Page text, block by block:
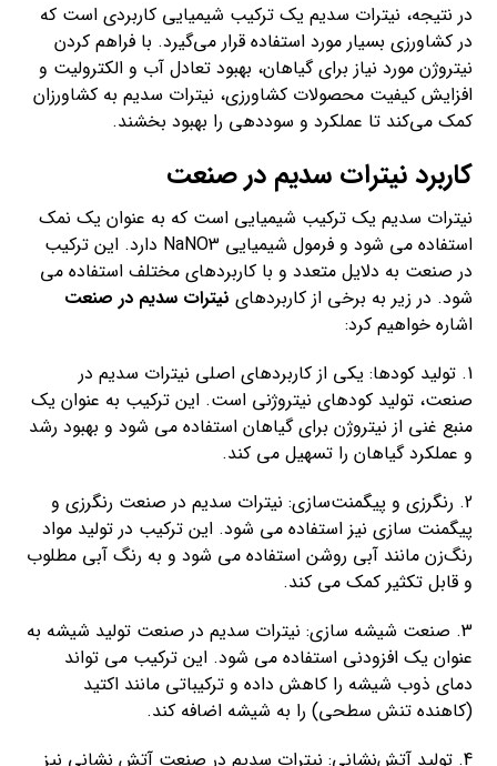
در نتیجه، نیترات سدیم یک ترکیب شیمیایی کاربردی است که
در کشاورزی بسیار مورد استفاده قرار می‌گیرد. با فراهم کردن
نیتروژن مورد نیاز برای گیاهان، بهبود تعادل آب و الکترولیت و
افزایش کیفیت محصولات کشاورزی، نیترات سدیم به کشاورزان
کمک می‌کند تا عملکرد و سوددهی را بهبود بخشند.
کاربرد نیترات سدیم در صنعت
نیترات سدیم یک ترکیب شیمیایی است که به عنوان یک نمک
استفاده می شود و فرمول شیمیایی NaNO3 دارد. این ترکیب
در صنعت به دلایل متعدد و با کاربردهای مختلف استفاده می
شود. در زیر به برخی از کاربردهای نیترات سدیم در صنعت
اشاره خواهیم کرد:
1. تولید کودها: یکی از کاربردهای اصلی نیترات سدیم در
صنعت، تولید کودهای نیتروژنی است. این ترکیب به عنوان یک
منبع غنی از نیتروژن برای گیاهان استفاده می شود و بهبود رشد
و عملکرد گیاهان را تسهیل می کند.
2. رنگرزی و پیگمنت‌سازی: نیترات سدیم در صنعت رنگرزی و
پیگمنت سازی نیز استفاده می شود. این ترکیب در تولید مواد
رنگ‌زن مانند آبی روشن استفاده می شود و به رنگ آبی مطلوب
و قابل تکثیر کمک می کند.
3. صنعت شیشه سازی: نیترات سدیم در صنعت تولید شیشه به
عنوان یک افزودنی استفاده می شود. این ترکیب می تواند
دمای ذوب شیشه را کاهش داده و ترکیباتی مانند اکتید
(کاهنده تنش سطحی) را به شیشه اضافه کند.
4. تولید آتش‌نشانی: نیترات سدیم در صنعت آتش نشانی نیز